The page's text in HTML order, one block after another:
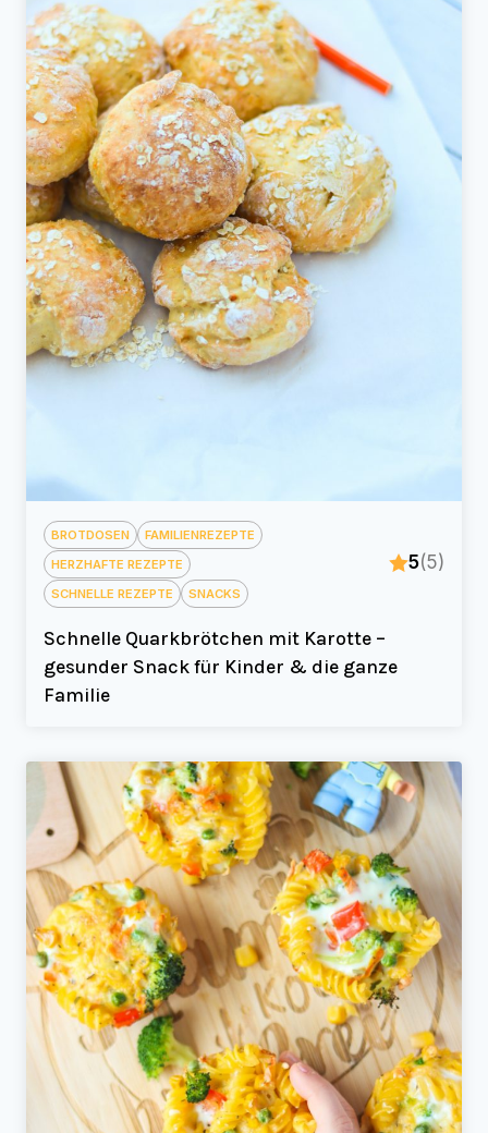
BROTDOSEN
FAMILIENREZEPTE
HERZHAFTE REZEPTE
SCHNELLE REZEPTE
SNACKS
5(5)
Schnelle Quarkbrötchen mit Karotte –
gesunder Snack für Kinder & die ganze
Familie